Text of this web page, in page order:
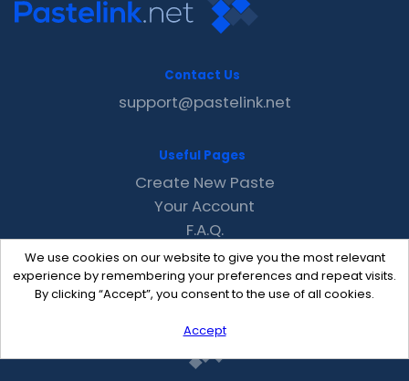
We use cookies on our website to give you the most relevant
experience by remembering your preferences and repeat visits.
By clicking “Accept”, you consent to the use of all cookies.
Accept
Contact Us
support@pastelink.net
Useful Pages
Create New Paste
Your Account
F.A.Q.
Recent
Contact